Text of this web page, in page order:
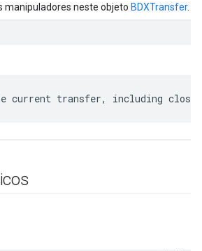
manipuladores neste objeto BDXTransfer.
current transfer, including closing